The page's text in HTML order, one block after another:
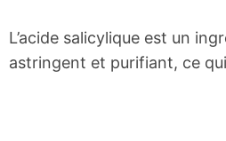
L’acide salicylique est un
astringent et purifiant, ce